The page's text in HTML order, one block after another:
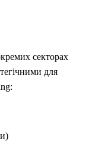
секторах
для